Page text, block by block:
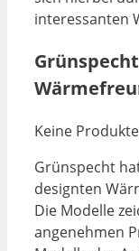
interessanten
Keine
Grünspecht
designten
Die Modelle
angenehmen